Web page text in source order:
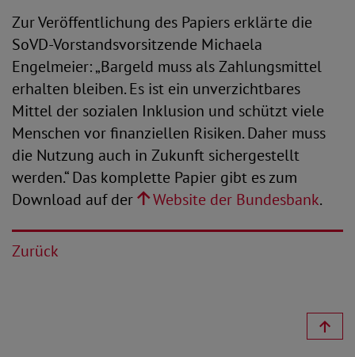
Zur Veröffentlichung des Papiers erklärte die
SoVD-Vorstandsvorsitzende Michaela
Engelmeier: „Bargeld muss als Zahlungsmittel
erhalten bleiben. Es ist ein unverzichtbares
Mittel der sozialen Inklusion und schützt viele
Menschen vor finanziellen Risiken. Daher muss
die Nutzung auch in Zukunft sichergestellt
werden.“ Das komplette Papier gibt es zum
Download auf der
Website der Bundesbank.
Zurück